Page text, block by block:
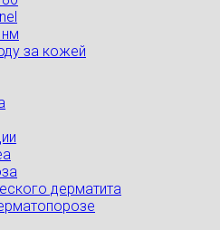
за кожей
дерматита